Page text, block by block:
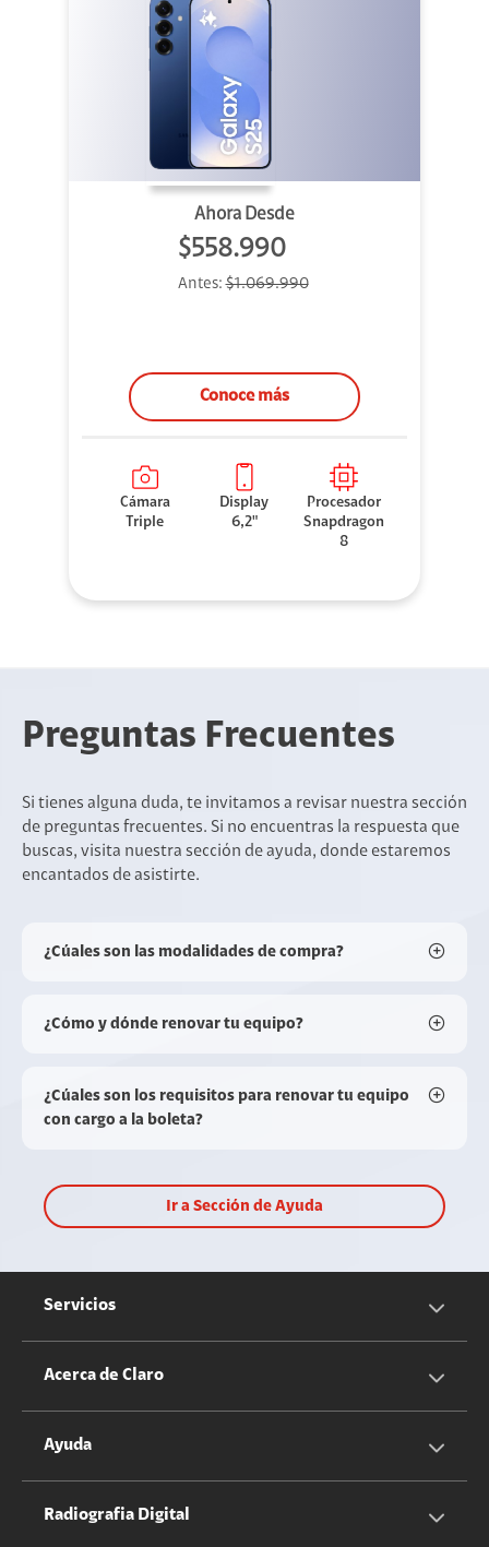
Ahora Desde
$558.990
Antes:$1.069.990
Conoce más
Cámara
Triple
Display
6,2"
Procesador
Snapdragon
8
Preguntas Frecuentes
Si tienes alguna duda, te invitamos a revisar nuestra sección
de preguntas frecuentes. Si no encuentras la respuesta que
buscas, visita nuestra sección de ayuda, donde estaremos
encantados de asistirte.
¿Cúales son las modalidades de compra?
¿Cómo y dónde renovar tu equipo?
¿Cúales son los requisitos para renovar tu equipo
con cargo a la boleta?
Ir a Sección de Ayuda
Servicios
Servicios Móviles
Acerca de Claro
Información Corporativa
Ayuda
Cotizador servicios móviles
Radiografia Digital